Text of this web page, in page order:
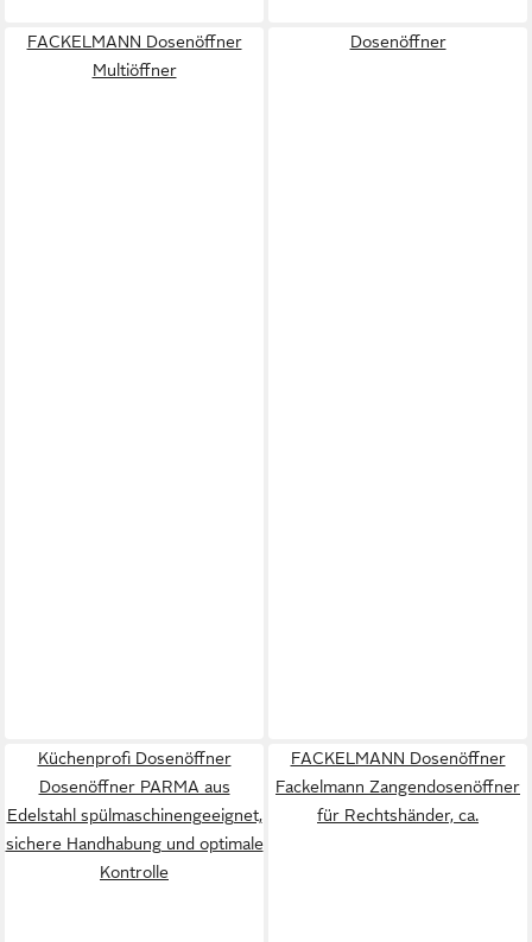
FACKELMANN Dosenöffner
Multiöffner
Dosenöffner
Küchenprofi Dosenöffner
Dosenöffner PARMA aus
Edelstahl spülmaschinengeeignet,
sichere Handhabung und optimale
Kontrolle
FACKELMANN Dosenöffner
Fackelmann Zangendosenöffner
für Rechtshänder, ca.